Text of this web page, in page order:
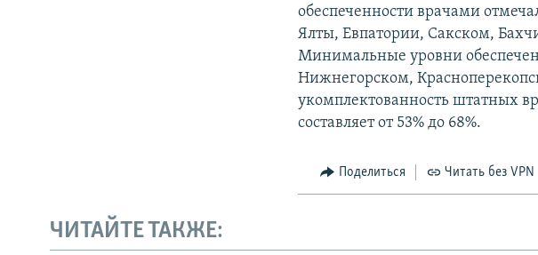
обеспеченности врачами
Ялты, Евпатории, Сакском,
Минимальные уровни
Нижнегорском,
укомплектованность штатных
составляет от 53% до 68%.
Поделиться Читать без VPN
ЧИТАЙТЕ ТАКЖЕ: